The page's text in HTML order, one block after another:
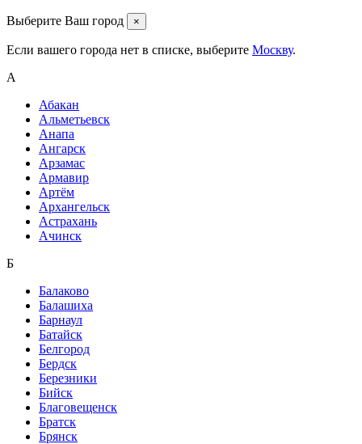
Выберите Ваш город ×
Если вашего города нет в списке, выберите Москву.
А
Абакан
Альметьевск
Анапа
Ангарск
Арзамас
Армавир
Артём
Архангельск
Астрахань
Ачинск
Б
Балаково
Балашиха
Барнаул
Батайск
Белгород
Бердск
Березники
Бийск
Благовещенск
Братск
Брянск